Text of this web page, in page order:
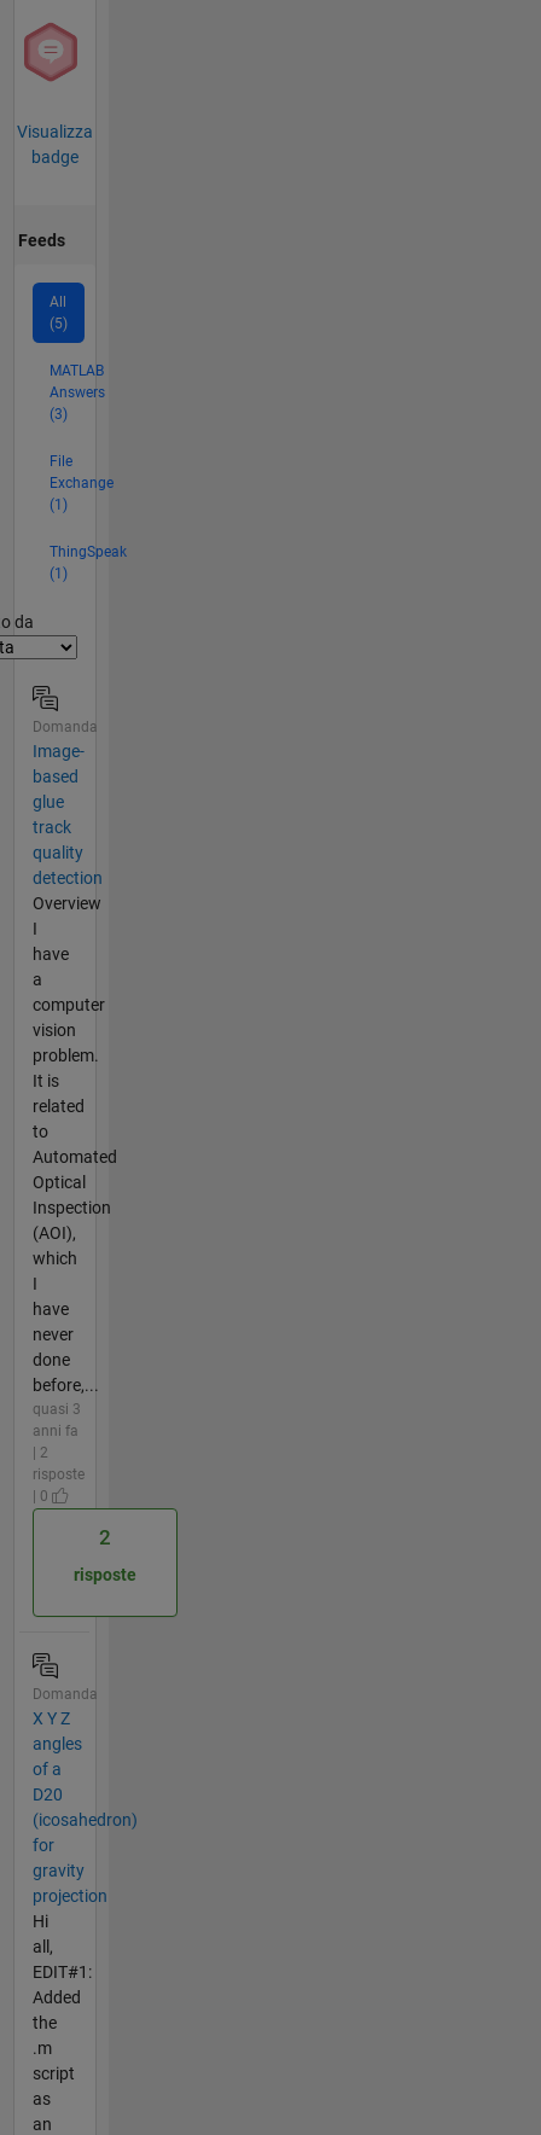
Visualizza
badge
Feeds
All
(5)
MATLAB
Answers
(3)
File
Exchange
(1)
ThingSpeak
(1)
da
Domanda
Image-
based
glue
track
quality
detection
Overview
I
have
a
computer
vision
problem.
It is
related
to
Automated
Optical
Inspection
(AOI),
which
I
have
never
done
before,...
quasi 3
anni fa
| 2
risposte
| 0
2
risposte
Domanda
X Y Z
angles
of a
D20
(icosahedron)
for
gravity
projection
Hi
all,
EDIT#1:
Added
the
.m
script
as
an